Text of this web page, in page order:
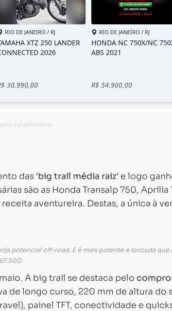
das ‘big trail média raiz‘ e logo
são as Honda Transalp 750, Aprilia
aventureira. Destas, a única à
potencial off-road. E é mais potente e torcuda que
67.500
A big trail se destaca pelo
de longo curso, 220 mm de altura do
painel TFT, conectividade e